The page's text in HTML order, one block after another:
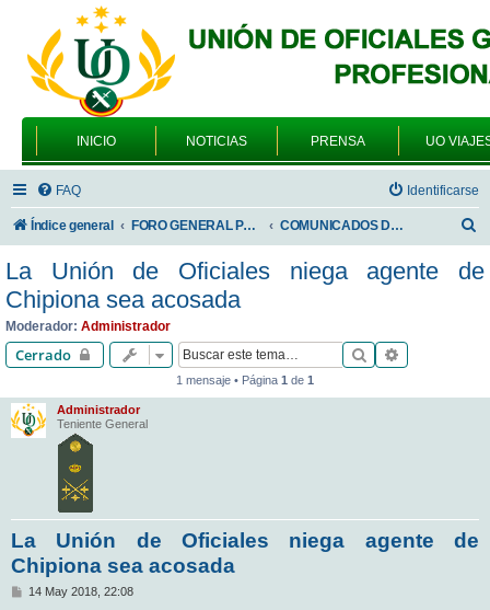
INICIO NOTICIAS PRENSA UO
FAQ Identificarse
Índice general FORO GENERAL PARA TODOS LOS USUARIOS COMUNICADOS DE LA UNIÓN DE OFICIALES
s
La Unión de Oficiales niega agente de
Chipiona sea acosada
Moderador: Administrador
Cerrado Buscar
1 mensaje • Página 1 de 1
Administrador
Teniente General
La Unión de Oficiales niega agente de
Chipiona sea acosada
M14 May 2018, 22:08